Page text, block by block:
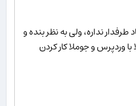
نداره، ولی به نظر بنده و
با وردپرس و جوملا کار کردن